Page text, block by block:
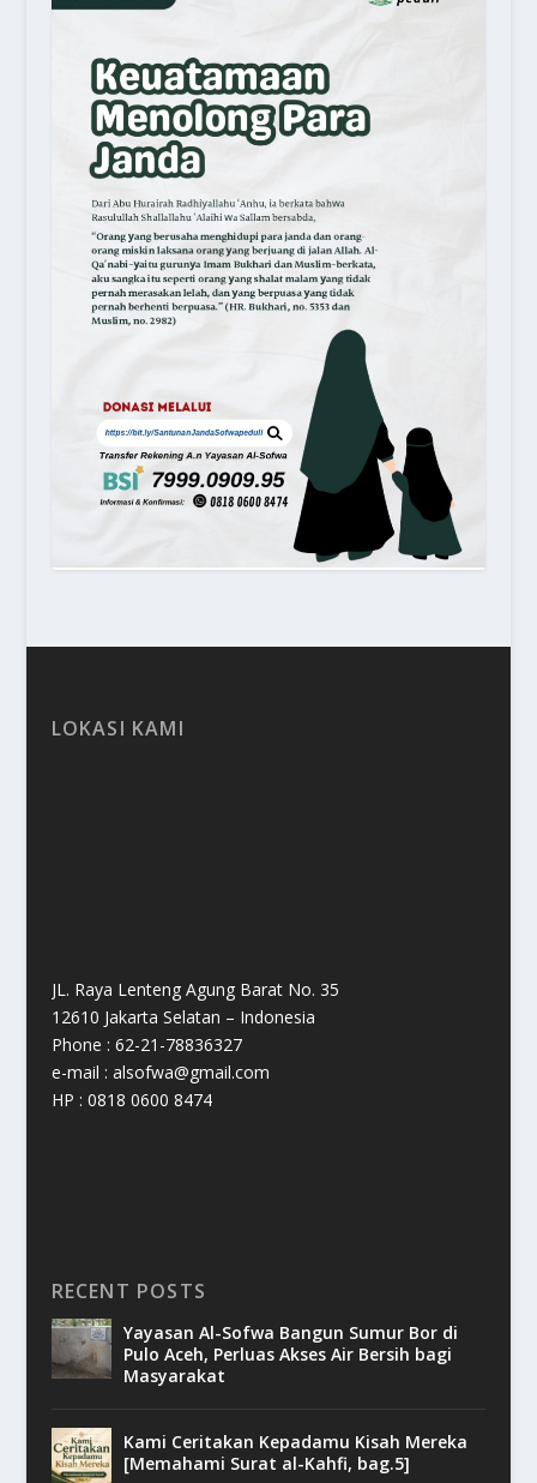
LOKASI KAMI
JL. Raya Lenteng Agung Barat No. 35
12610 Jakarta Selatan – Indonesia
Phone : 62-21-78836327
e-mail : alsofwa@gmail.com
HP : 0818 0600 8474
RECENT POSTS
Yayasan Al-Sofwa Bangun Sumur Bor di
Pulo Aceh, Perluas Akses Air Bersih bagi
Masyarakat
Kami Ceritakan Kepadamu Kisah Mereka
[Memahami Surat al-Kahfi, bag.5]